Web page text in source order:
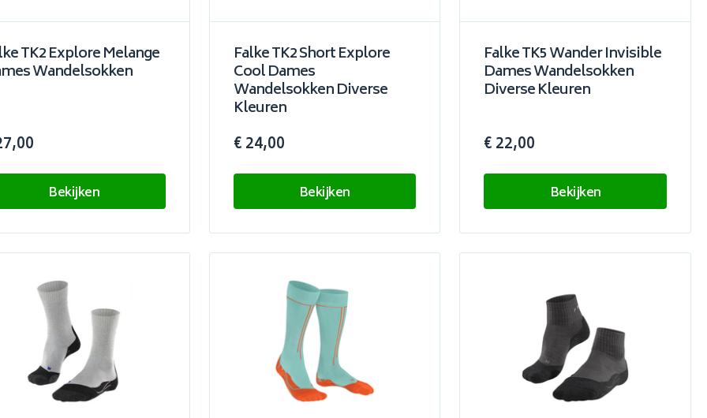
TK2 Explore Melange
Wandelsokken
Bekijken
Falke TK2 Short Explore
Cool Dames
Wandelsokken Diverse
Kleuren
€ 24,00
Bekijken
Falke TK5 Wander Invisible
Dames Wandelsokken
Diverse Kleuren
€ 22,00
Bekijken